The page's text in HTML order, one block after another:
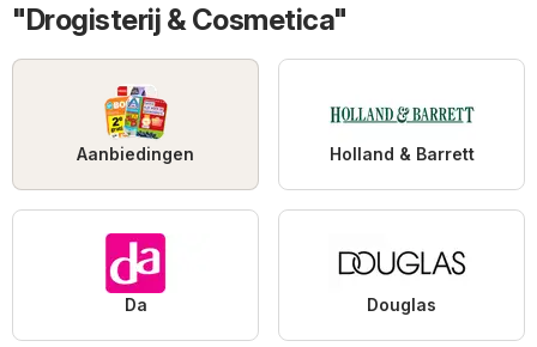
"Drogisterij & Cosmetica"
Aanbiedingen Holland & Barrett
Da Douglas